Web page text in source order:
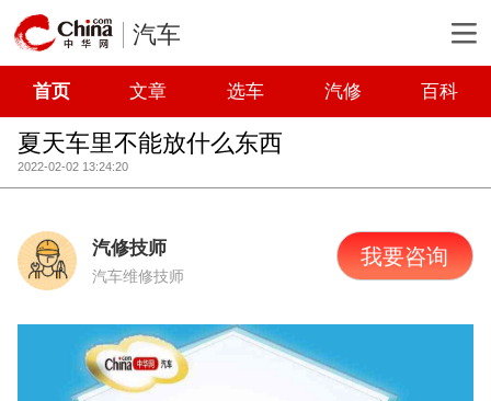
汽车
首页 文章 选车 汽修 百科
夏天车里不能放什么东西
2022-02-02 13:24:20
汽修技师
汽车维修技师
我要咨询